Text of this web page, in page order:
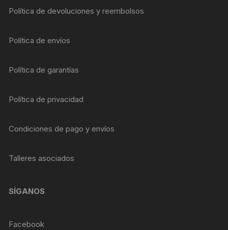
Política de devoluciones y reembolsos
Política de envíos
Política de garantías
Política de privacidad
Condiciones de pago y envíos
Talleres asociados
SÍGANOS
Facebook